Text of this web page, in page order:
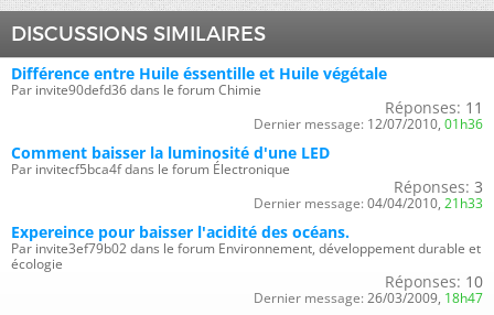
DISCUSSIONS SIMILAIRES
Différence entre Huile éssentille et Huile végétale
Par invite90defd36 dans le forum Chimie
Réponses: 11
Dernier message: 12/07/2010, 01h36
Comment baisser la luminosité d'une LED
Par invitecf5bca4f dans le forum Électronique
Réponses: 3
Dernier message: 04/04/2010, 21h33
Expereince pour baisser l'acidité des océans.
Par invite3ef79b02 dans le forum Environnement, développement durable et
écologie
Réponses: 10
Dernier message: 26/03/2009, 18h47